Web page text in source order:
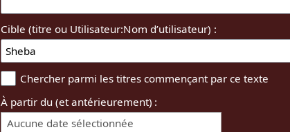
Cible (titre ou Utilisateur:Nom d’utilisateur) :
Chercher parmi les titres commençant par ce texte
À partir du (et antérieurement) :
Aucune date sélectionnée